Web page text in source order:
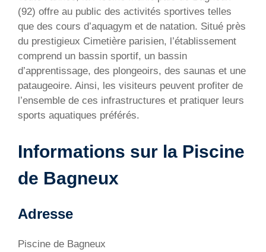
(92) offre au public des activités sportives telles
que des cours d’aquagym et de natation. Situé près
du prestigieux Cimetière parisien, l’établissement
comprend un bassin sportif, un bassin
d’apprentissage, des plongeoirs, des saunas et une
pataugeoire. Ainsi, les visiteurs peuvent profiter de
l’ensemble de ces infrastructures et pratiquer leurs
sports aquatiques préférés.
Informations sur la Piscine
de Bagneux
Adresse
Piscine de Bagneux